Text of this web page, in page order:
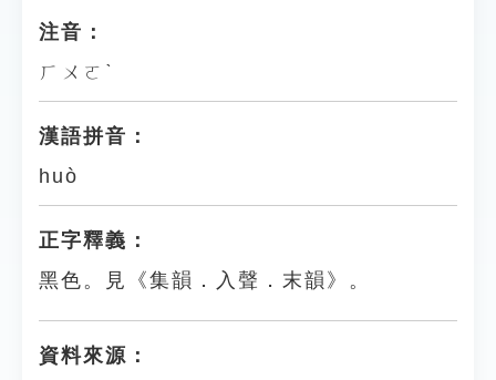
注音：
ㄏㄨㄛˋ
漢語拼音：
huò
正字釋義：
黑色。見《集韻．入聲．末韻》。
資料來源：